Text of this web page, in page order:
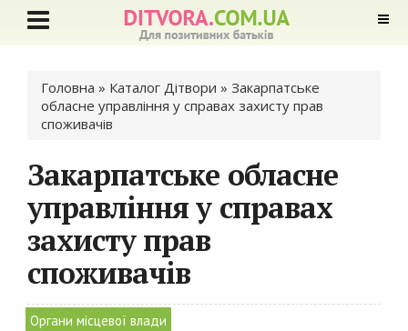
Ви є тут
Головна » Каталог Дітвори » Закарпатське
обласне управління у справах захисту прав
споживачів
Закарпатське обласне
управління у справах
захисту прав
споживачів
Органи місцевої влади